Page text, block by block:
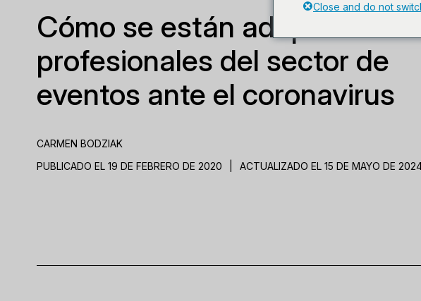
Cómo se están adaptando los
profesionales del sector de
eventos ante el coronavirus
CARMEN BODZIAK
PUBLICADO EL 19 DE FEBRERO DE 2020
ACTUALIZADO EL 15 DE MAYO DE
Close and do not